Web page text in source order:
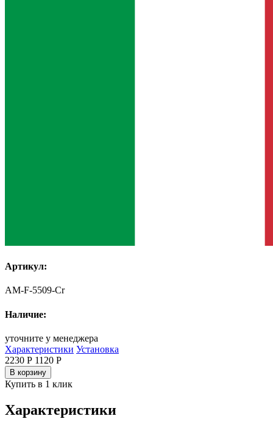
Артикул:
AM-F-5509-Cr
Наличие:
уточните у менеджера
Характеристики Установка
2230 Р 1120 Р
В корзину
Купить в 1 клик
Характеристики